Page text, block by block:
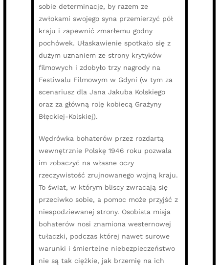
sobie determinację, by razem ze
zwłokami swojego syna przemierzyć pół
kraju i zapewnić zmarłemu godny
pochówek. Ułaskawienie spotkało się z
dużym uznaniem ze strony krytyków
filmowych i zdobyło trzy nagrody na
Festiwalu Filmowym w Gdyni (w tym za
scenariusz dla Jana Jakuba Kolskiego
oraz za główną rolę kobiecą Grażyny
Błęckiej-Kolskiej).
Wędrówka bohaterów przez rozdartą
wewnętrznie Polskę 1946 roku pozwala
im zobaczyć na własne oczy
rzeczywistość zrujnowanego wojną kraju.
To świat, w którym bliscy zwracają się
przeciwko sobie, a pomoc może przyjść z
niespodziewanej strony. Osobista misja
bohaterów nosi znamiona westernowej
tułaczki, podczas której nawet surowe
warunki i śmiertelne niebezpieczeństwo
nie są tak ciężkie, jak brzemię na ich